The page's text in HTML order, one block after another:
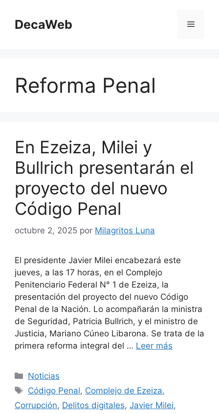
contenido
DecaWeb Menú
Reforma Penal
En Ezeiza, Milei y
Bullrich presentarán el
proyecto del nuevo
Código Penal
octubre 2, 2025 por Milagritos Luna
El presidente Javier Milei encabezará este
jueves, a las 17 horas, en el Complejo
Penitenciario Federal N° 1 de Ezeiza, la
presentación del proyecto del nuevo Código
Penal de la Nación. Lo acompañarán la ministra
de Seguridad, Patricia Bullrich, y el ministro de
Justicia, Mariano Cúneo Libarona. Se trata de la
primera reforma integral del … Leer más
Categorías
Noticias
Etiquetas
Código Penal, Complejo de Ezeiza,
Corrupción, Delitos digitales, Javier Milei,